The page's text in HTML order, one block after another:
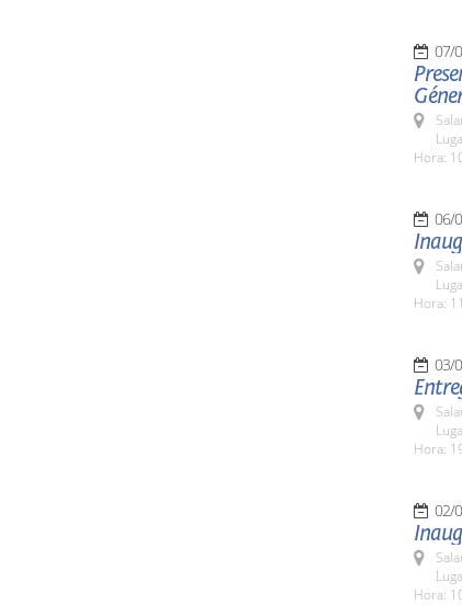
07/
Hora:
06/
Hora:
03/
Hora:
02/
Hora: